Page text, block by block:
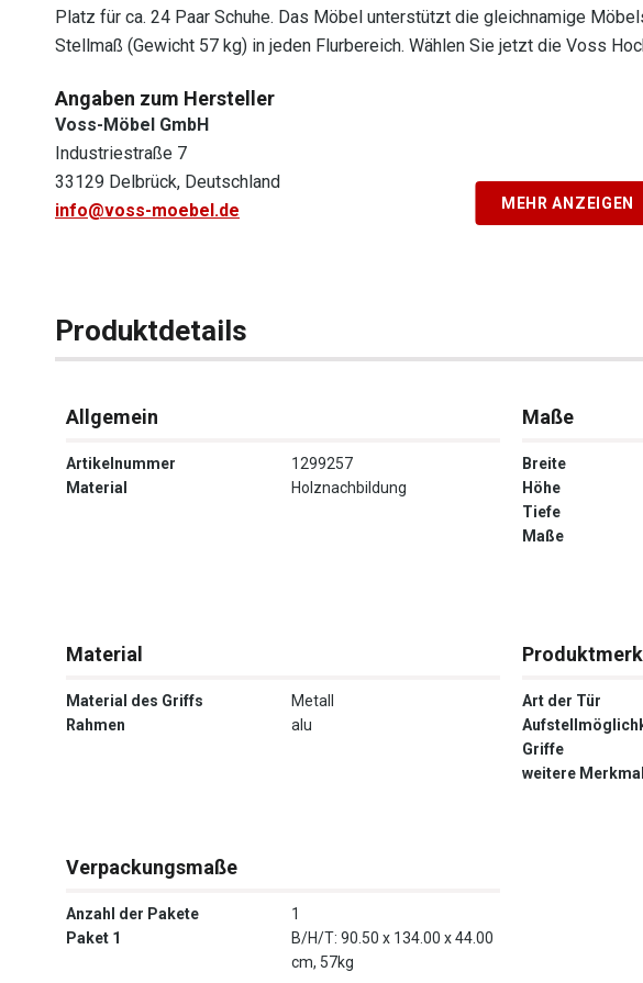
Platz für ca. 24 Paar Schuhe. Das Möbel unterstützt die gleichnamige
Stellmaß (Gewicht 57 kg) in jeden Flurbereich. Wählen Sie jetzt die Voss
Angaben zum Hersteller
Voss-Möbel GmbH
Industriestraße 7
33129 Delbrück, Deutschland
info@voss-moebel.de
MEHR ANZEIGEN
Produktdetails
Allgemein
Artikelnummer
1299257
Material
Holznachbildung
Maße
Breite
Höhe
Tiefe
Maße
Material
Material des Griffs
Metall
Rahmen
alu
Art der Tür
Griffe
weitere
Verpackungsmaße
Anzahl der Pakete
1
Paket 1
B/H/T: 90.50 x 134.00 x 44.00
cm, 57kg